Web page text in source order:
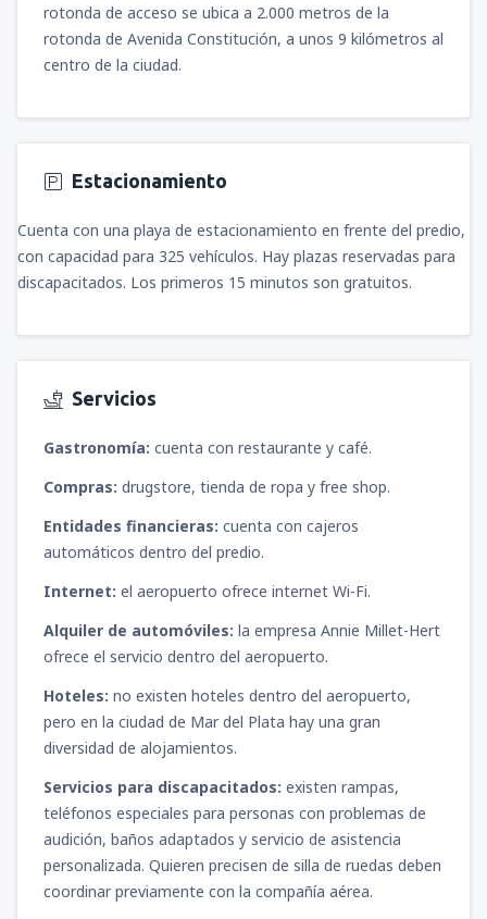
rotonda de acceso se ubica a 2.000 metros de la
rotonda de Avenida Constitución, a unos 9 kilómetros al
centro de la ciudad.
Estacionamiento
Cuenta con una playa de estacionamiento en frente del predio,
con capacidad para 325 vehículos. Hay plazas reservadas para
discapacitados. Los primeros 15 minutos son gratuitos.
Servicios
Gastronomía: cuenta con restaurante y café.
Compras: drugstore, tienda de ropa y free shop.
Entidades financieras: cuenta con cajeros
automáticos dentro del predio.
Internet: el aeropuerto ofrece internet Wi-Fi.
Alquiler de automóviles: la empresa Annie Millet-Hert
ofrece el servicio dentro del aeropuerto.
Hoteles: no existen hoteles dentro del aeropuerto,
pero en la ciudad de Mar del Plata hay una gran
diversidad de alojamientos.
Servicios para discapacitados: existen rampas,
teléfonos especiales para personas con problemas de
audición, baños adaptados y servicio de asistencia
personalizada. Quieren precisen de silla de ruedas deben
coordinar previamente con la compañía aérea.